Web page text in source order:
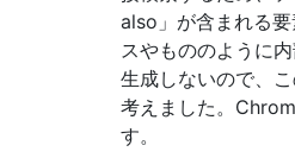
also」が含まれる
スやもののように
生成しないので、
考えました。
す。